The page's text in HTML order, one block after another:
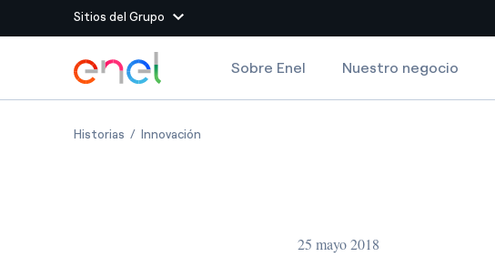
Sitios del Grupo
Sitios del Grupo
Dirígete al contenido principal
Sobre Enel Nuestro negocio
HistoriasLa e-mobility en la cuarta revolución industrial
Innovación
25 mayo 2018